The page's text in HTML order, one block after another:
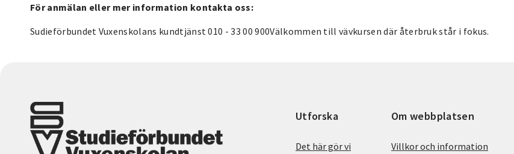
För anmälan eller mer information kontakta oss:
Sudieförbundet Vuxenskolans kundtjänst 010 - 33 00 900Välkommen till vävkursen där återbruk står i fokus.
Utforska
Det här gör vi
Om webbplatsen
Villkor och information